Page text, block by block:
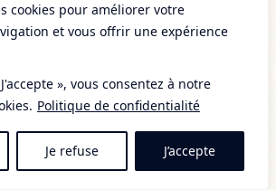
cookies pour améliorer votre
et vous offrir une expérience
», vous consentez à notre
Politique de confidentialité
Je refuse J’accepte